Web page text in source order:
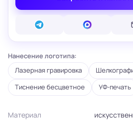
Нанесение логотипа:
Лазерная гравировка
Тиснение бесцветное
УФ-печать
Материал